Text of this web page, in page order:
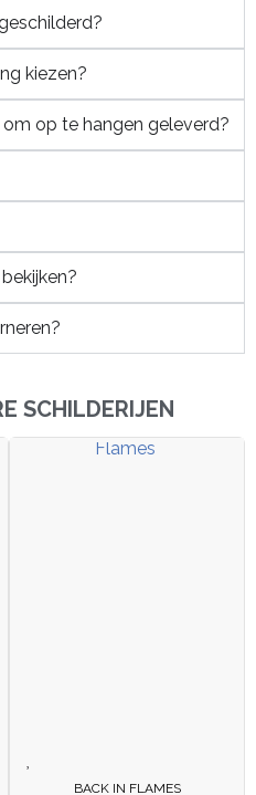
kiezen?
op te hangen geleverd?
SCHILDERIJEN
BACK IN FLAMES